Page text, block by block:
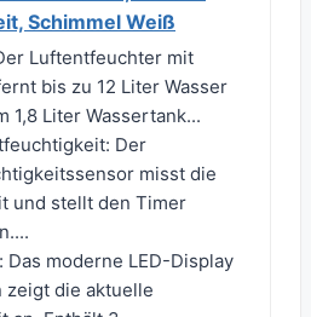
Schimmel Weiß
Luftentfeuchter mit
bis zu 12 Liter Wasser
1,8 Liter Wassertank...
Der
misst die
und stellt den Timer
Das moderne LED-Display
zeigt die aktuelle